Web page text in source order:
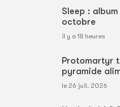
Sleep :
octobre
il y a 18 heures
Protomartyr
pyramide
le 26 juil. 2026